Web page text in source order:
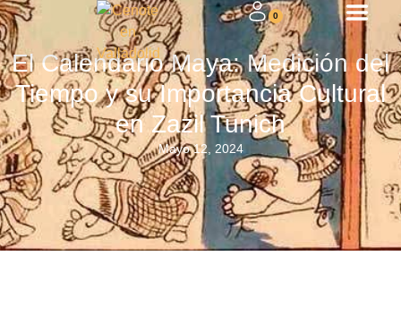
0
El Calendario Maya: Medición del
Tiempo y su Importancia Cultural
en Zazil Tunich
Mayo 12, 2024